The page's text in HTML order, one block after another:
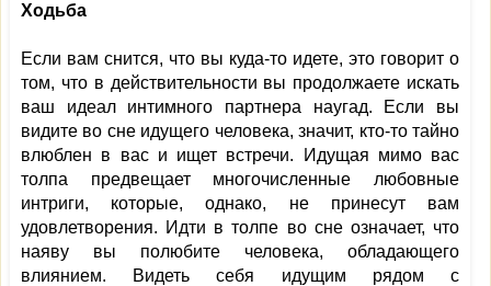
Ходьба
Если вам снится, что вы куда-то идете, это говорит о
том, что в действительности вы продолжаете искать
ваш идеал интимного партнера наугад. Если вы
видите во сне идущего человека, значит, кто-то тайно
влюблен в вас и ищет встречи. Идущая мимо вас
толпа предвещает многочисленные любовные
интриги, которые, однако, не принесут вам
удовлетворения. Идти в толпе во сне означает, что
наяву вы полюбите человека, обладающего
влиянием. Видеть себя идущим рядом с